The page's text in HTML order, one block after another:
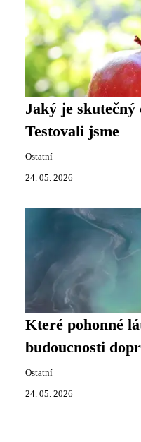
Jaký je skutečný
Testovali jsme
Ostatní
24. 05. 2026
Které pohonné
budoucnosti
Ostatní
24. 05. 2026